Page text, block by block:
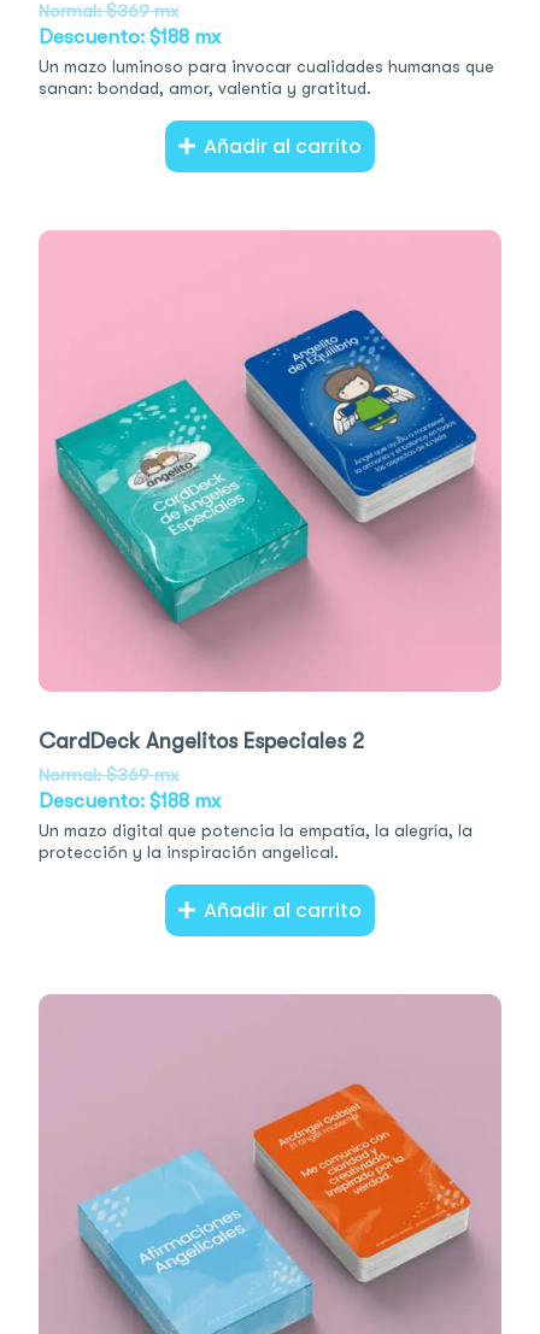
Normal: $369 mx
Descuento: $188 mx
Un mazo luminoso para invocar cualidades humanas que
sanan: bondad, amor, valentía y gratitud.
Añadir al carrito
CardDeck Angelitos Especiales 2
Normal: $369 mx
Descuento: $188 mx
Un mazo digital que potencia la empatía, la alegría, la
protección y la inspiración angelical.
Añadir al carrito